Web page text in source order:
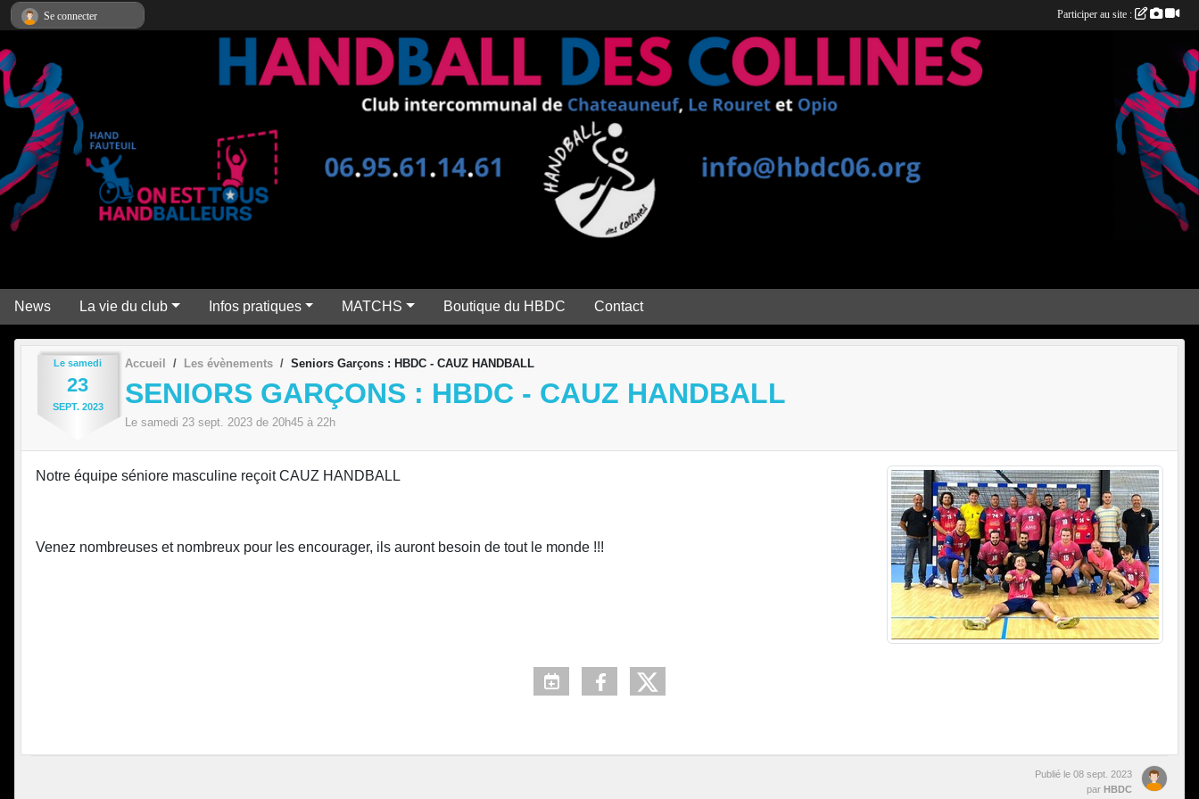
News La vie du club Infos pratiques MATCHS Boutique du HBDC Contact
Le samedi
23
SEPT. 2023
Accueil Les évènements Seniors Garçons : HBDC - CAUZ HANDBALL
SENIORS GARÇONS : HBDC - CAUZ HANDBALL
Le samedi 23 sept. 2023 de 20h45 à 22h
Notre équipe séniore masculine reçoitCAUZ HANDBALL
Venez nombreuses et nombreux pour les encourager, ils auront besoin de tout le monde !!!
Publié le 08 sept. 2023
par HBDC
Se connecter Participer au site :
Panneau de gestion des cookies